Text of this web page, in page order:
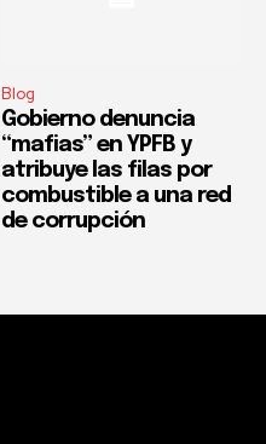
Blog
Gobierno denuncia
“mafias” en YPFB y
atribuye las filas por
combustible a una red
de corrupción